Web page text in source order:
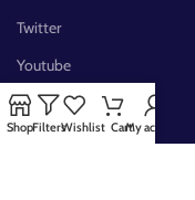
Twitter
Youtube
Pinterest
FB Group
ShopFiltersWishlist CartMy account